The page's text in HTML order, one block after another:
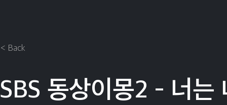
< Back
SBS 동상이몽2 - 너는